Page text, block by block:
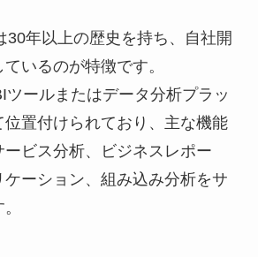
30年以上の歴史を持ち、自社開
いるのが特徴です。
ツールまたはデータ分析プラッ
位置付けられており、主な機能
ービス分析、ビジネスレポー
ケーション、組み込み分析をサ